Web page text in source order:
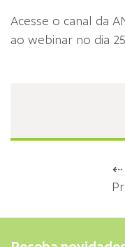
Acesse o canal da
ao webinar no dia
⇠